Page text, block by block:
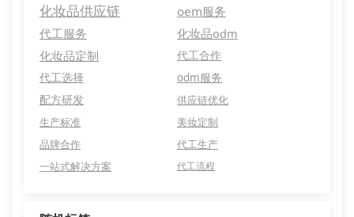
化妆品供应链
oem服务
代工服务
化妆品odm
化妆品定制
代工合作
代工选择
odm服务
配方研发
供应链优化
生产标准
美妆定制
品牌合作
代工生产
一站式解决方案
代工流程